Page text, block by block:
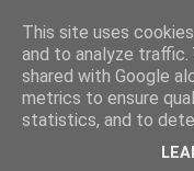
This site uses
and to analyze traffic.
shared with Google
metrics to ensure
statistics, and to